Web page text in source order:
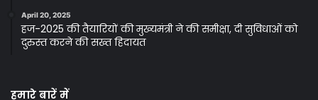
April 20, 2025
हज-2025 की तैयारियों की मुख्यमंत्री ने की समीक्षा, दी सुविधाओं को
दुरुस्त करने की सख्त हिदायत
हमारे बारें में